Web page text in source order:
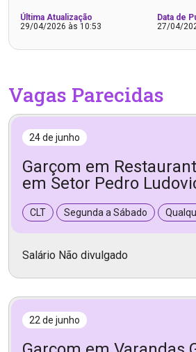
Última Atualização
29/04/2026 às 10:53
Data de
27/04/
Vagas Parecidas
24 de junho
Garçom em
em Setor Pedro
CLT Segunda a Sábado
Salário Não divulgado
22 de junho